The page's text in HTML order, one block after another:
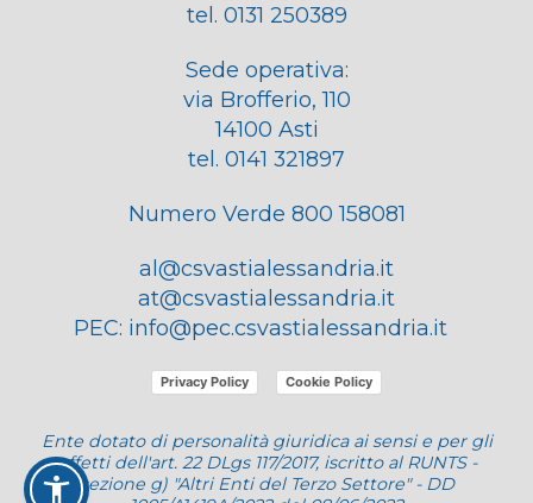
tel. 0131 250389
Sede operativa:
via Brofferio, 110
14100 Asti
tel. 0141 321897
Numero Verde 800 158081
al@csvastialessandria.it
at@csvastialessandria.it
PEC: info@pec.csvastialessandria.it
Privacy Policy Cookie Policy
Ente dotato di personalità giuridica ai sensi e per gli
effetti dell'art. 22 DLgs 117/2017, iscritto al RUNTS -
sezione g) "Altri Enti del Terzo Settore" - DD